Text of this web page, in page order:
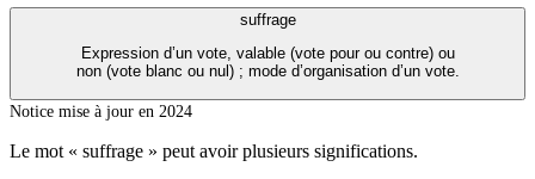
suffrage
Expression d’un vote, valable (vote pour ou contre) ou
non (vote blanc ou nul) ; mode d’organisation d’un vote.
Notice mise à jour en 2024
Le mot « suffrage » peut avoir plusieurs significations.